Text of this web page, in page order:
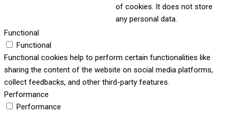
of cookies. It does not store
any personal data.
Functional
Functional
Functional cookies help to perform certain functionalities like
sharing the content of the website on social media platforms,
collect feedbacks, and other third-party features.
Performance
Performance